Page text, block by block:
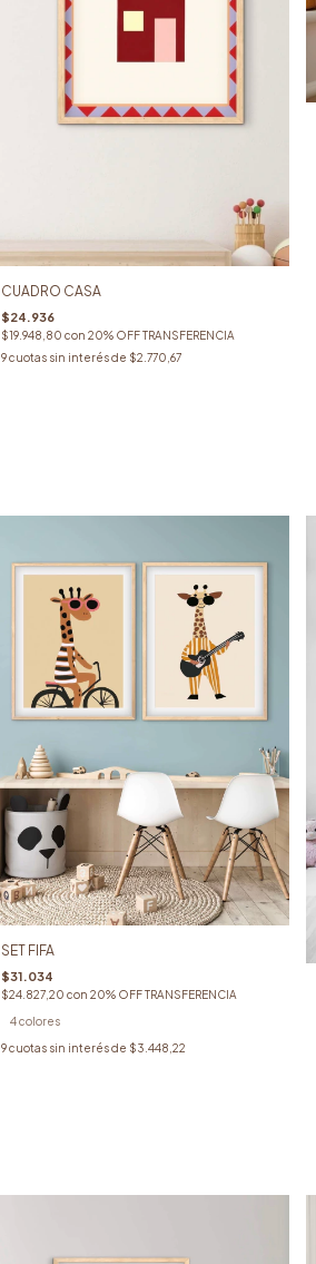
CUADRO CASA
$24.936
$19.948,80 con 20% OFF TRANSFERENCIA
9cuotas sin interés de $2.770,67
SET FIFA
$31.034
$24.827,20 con 20% OFF TRANSFERENCIA
4 colores
9cuotas sin interés de $3.448,22